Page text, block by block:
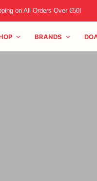
on All Orders Over €50!
BRANDS